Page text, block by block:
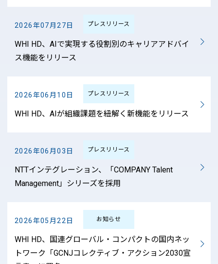
2026年07月27日 プレスリリース
WHI HD、AIで実現する役割別のキャリアアドバイ
ス機能をリリース
2026年06月10日 プレスリリース
WHI HD、AIが組織課題を紐解く新機能をリリース
2026年06月03日 プレスリリース
NTTインテグレーション、「COMPANY Talent
Management」シリーズを採用
2026年05月22日 お知らせ
WHI HD、国連グローバル・コンパクトの国内ネッ
トワーク「GCNJコレクティブ・アクション2030宣